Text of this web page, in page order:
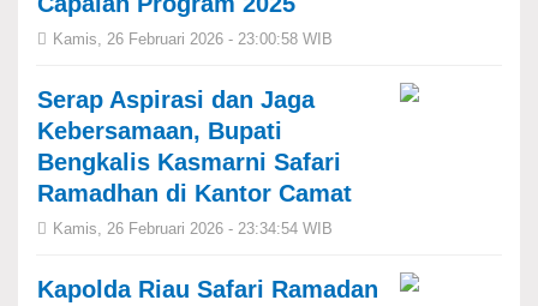
Kamis, 26 Februari 2026 - 23:00:58 WIB
Serap Aspirasi dan Jaga
Kebersamaan, Bupati
Bengkalis Kasmarni Safari
Ramadhan di Kantor Camat
Kamis, 26 Februari 2026 - 23:34:54 WIB
Kapolda Riau Safari Ramadan